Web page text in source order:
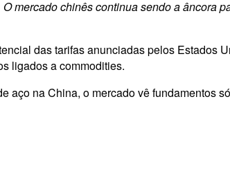
mercado chinês continua sendo a âncora
das tarifas anunciadas pelos
ligados a commodities.
aço na China, o mercado vê